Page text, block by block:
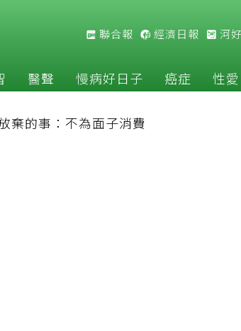
聯合報 經濟日報 河
醫聲 慢病好日子 癌症 性愛
棄的事：不為面子消費